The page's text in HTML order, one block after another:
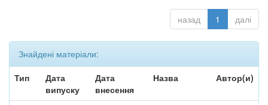
назад 1 далі
Знайдені матеріали:
Тип
Дата
випуску
Дата
внесення
Назва Автор(и)